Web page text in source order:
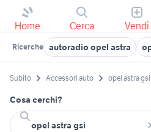
Home Cerca Vendi
Ricerche autoradio opel astra
Subito Accessori auto opel astra gsi
Cosa cerchi?